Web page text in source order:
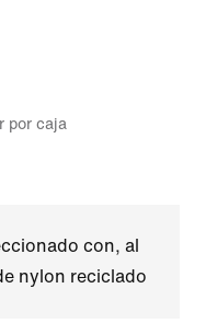
por caja
con, al
nylon reciclado